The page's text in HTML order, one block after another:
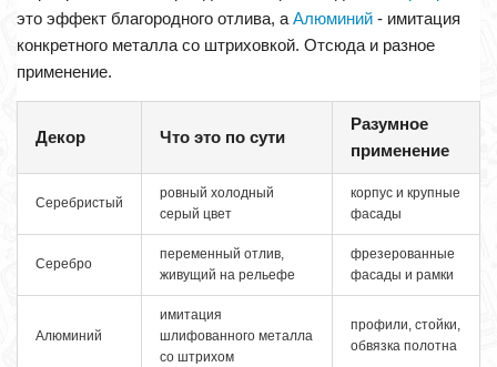
это эффект благородного отлива, а Алюминий - имитация
конкретного металла со штриховкой. Отсюда и разное
применение.
Декор Что это по сути
Разумное
применение
Серебристый
ровный холодный
серый цвет
корпус и крупные
фасады
Серебро
переменный отлив,
живущий на рельефе
фрезерованные
фасады и рамки
Алюминий
имитация
шлифованного металла
со штрихом
профили, стойки,
обвязка полотна